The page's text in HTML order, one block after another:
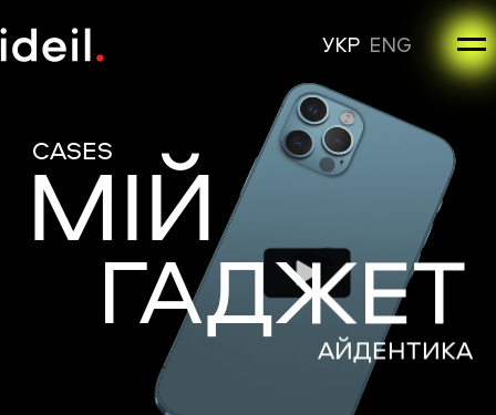
УКР ENG
МІЙ
CASES
ГАДЖЕТ
АЙДЕНТИКА